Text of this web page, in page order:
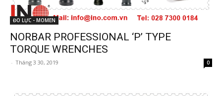
ĐO LỰC - MOMEN
NORBAR PROFESSIONAL ‘P’ TYPE
TORQUE WRENCHES
- Tháng 3 30, 2019 0